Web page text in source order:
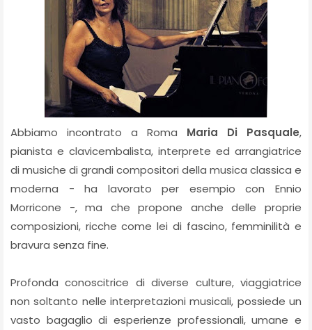
Abbiamo incontrato a Roma Maria Di Pasquale,
pianista e clavicembalista, interprete ed arrangiatrice
di musiche di grandi compositori della musica classica e
moderna - ha lavorato per esempio con Ennio
Morricone -, ma che propone anche delle proprie
composizioni, ricche come lei di fascino, femminilità e
bravura senza fine.
Profonda conoscitrice di diverse culture, viaggiatrice
non soltanto nelle interpretazioni musicali, possiede un
vasto bagaglio di esperienze professionali, umane e